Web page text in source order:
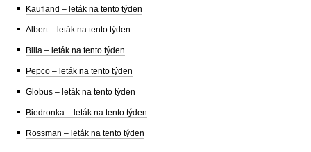
Kaufland – leták na tento týden
Albert – leták na tento týden
Billa – leták na tento týden
Pepco – leták na tento týden
Globus – leták na tento týden
Biedronka – leták na tento týden
Rossman – leták na tento týden